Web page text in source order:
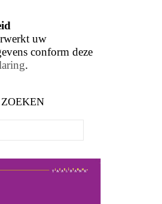
uw
conform deze
.
ZOEKEN